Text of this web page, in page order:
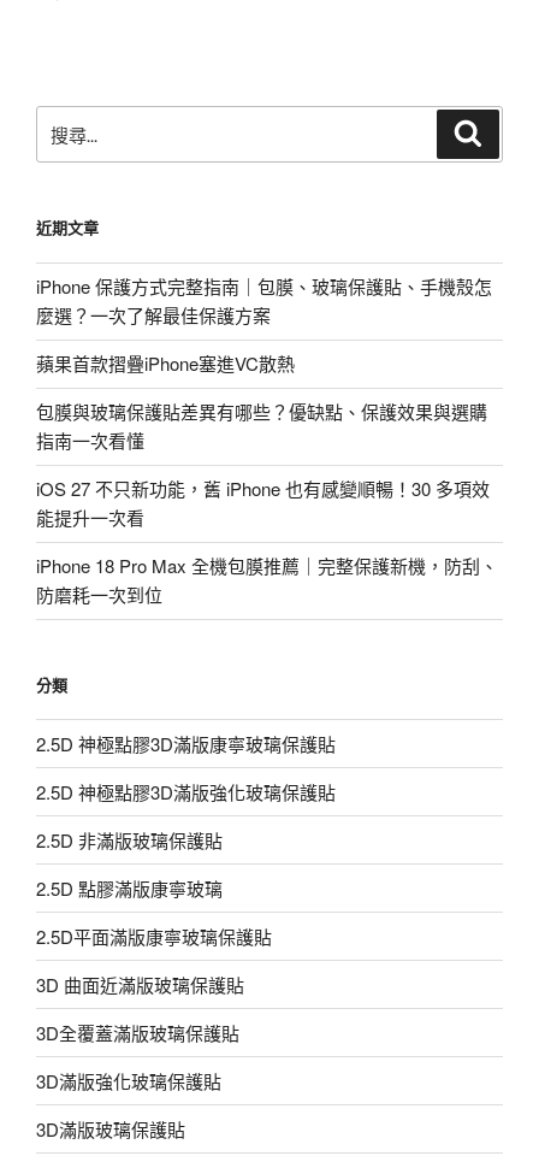
尋
字:
近期文章
iPhone 保護方式完整指南｜包膜、玻璃保護貼、手機殼怎
麼選？一次了解最佳保護方案
蘋果首款摺疊iPhone塞進VC散熱
包膜與玻璃保護貼差異有哪些？優缺點、保護效果與選購
指南一次看懂
iOS 27 不只新功能，舊 iPhone 也有感變順暢！30 多項效
能提升一次看
iPhone 18 Pro Max 全機包膜推薦｜完整保護新機，防刮、
防磨耗一次到位
分類
2.5D 神極點膠3D滿版康寧玻璃保護貼
2.5D 神極點膠3D滿版強化玻璃保護貼
2.5D 非滿版玻璃保護貼
2.5D 點膠滿版康寧玻璃
2.5D平面滿版康寧玻璃保護貼
3D 曲面近滿版玻璃保護貼
3D全覆蓋滿版玻璃保護貼
3D滿版強化玻璃保護貼
3D滿版玻璃保護貼